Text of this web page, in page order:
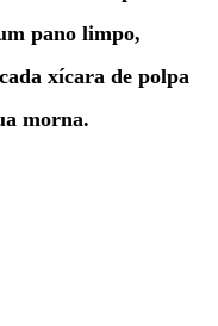
pano limpo,
xícara de polpa
morna.